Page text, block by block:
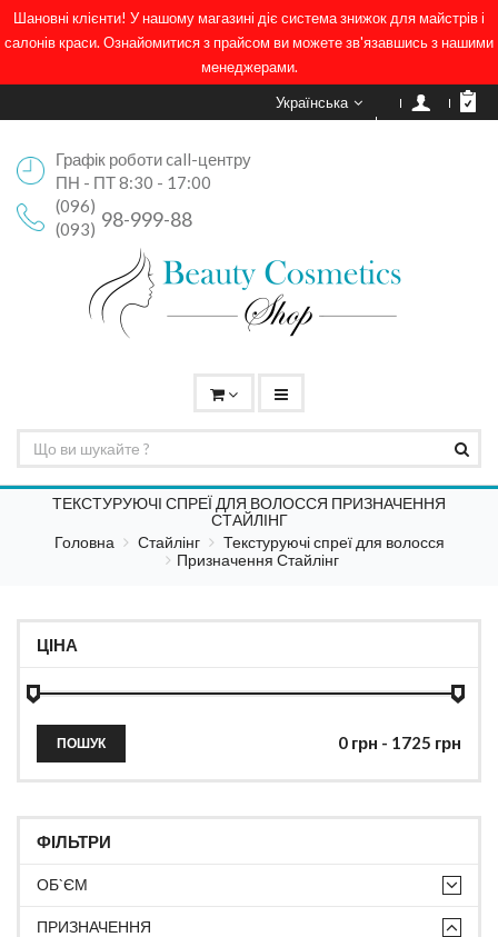
Шановні клієнти! У нашому магазині діє система знижок для майстрів і
салонів краси. Ознайомитися з прайсом ви можете зв'язавшись з нашими
менеджерами.
Українська
Графік роботи call-центру
ПН - ПТ 8:30 - 17:00
(096)
98-999-88
(093)
ТЕКСТУРУЮЧІ СПРЕЇ ДЛЯ ВОЛОССЯ ПРИЗНАЧЕННЯ
СТАЙЛІНГ
Головна
Стайлінг
Текстуруючі спреї для волосся
Призначення Стайлінг
ЦІНА
ПОШУК
ФІЛЬТРИ
ОБ`ЄМ
ПРИЗНАЧЕННЯ